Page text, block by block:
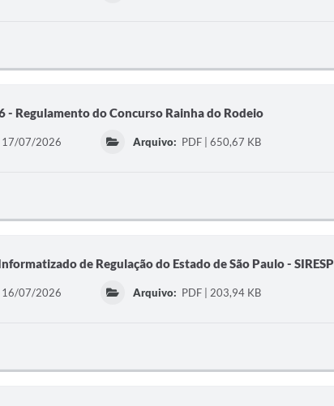
- Regulamento do Concurso Rainha do Rodeio
17/07/2026 Arquivo: PDF | 650,67 KB
de Regulação do Estado de São Paulo - SIRESP
16/07/2026 Arquivo: PDF | 203,94 KB